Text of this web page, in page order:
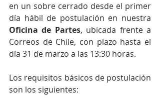
en un sobre cerrado desde el primer
Oficina de Partes, ubicada frente a
Correos de Chile, con plazo hasta el
día 31 de marzo a las 13:30 horas.
Los requisitos básicos de postulación
son los siguientes: